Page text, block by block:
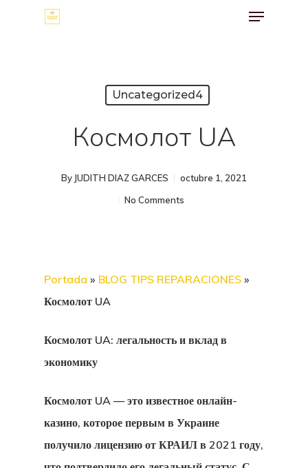
Menu
Uncategorized4
Космолот UA
By JUDITH DIAZ GARCES
octubre 1, 2021
No Comments
Portada » BLOG TIPS REPARACIONES »
Космолот UA
Космолот UA: легальность и вклад в
экономику
Космолот UA — это известное онлайн-
казино, которое первым в Украине
получило лицензию от КРАИЛ в 2021 году,